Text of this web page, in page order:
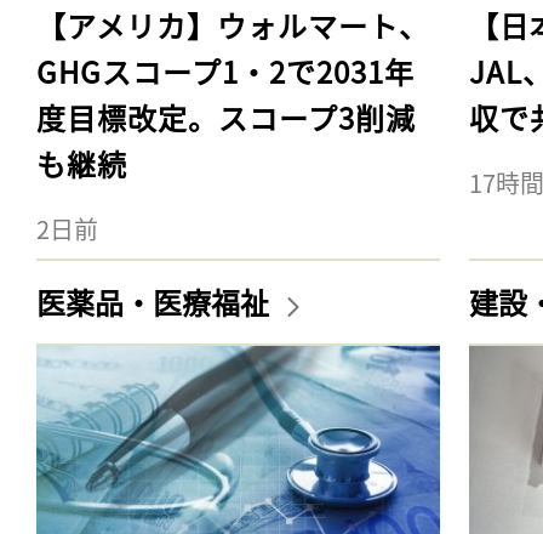
【アメリカ】ウォルマート、
GHGスコープ1・2で2031年
度目標改定。スコープ3削減
も継続
2日前
【
JAL
収で
17時
医薬品・医療福祉 建設